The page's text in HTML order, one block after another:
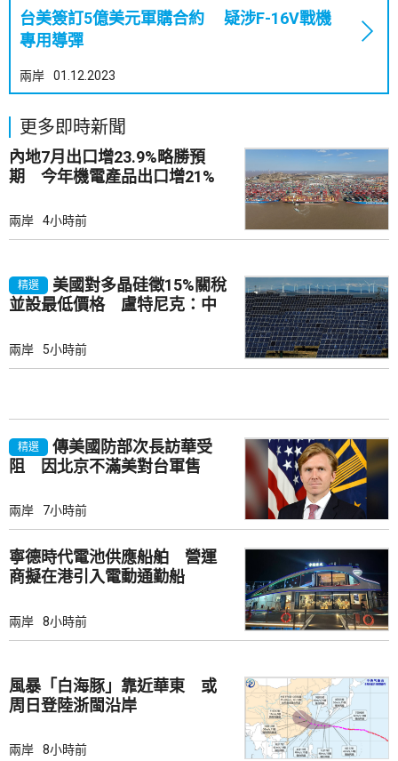
台美簽訂5億美元軍購合約 疑涉F-16V戰機
專用導彈
兩岸 01.12.2023
更多即時新聞
內地7月出口增23.9%略勝預
期 今年機電產品出口增21%
兩岸 4小時前
精選
美國對多晶硅徵15%關稅
並設最低價格 盧特尼克：中
兩岸 5小時前
精選
傳美國防部次長訪華受
阻 因北京不滿美對台軍售
兩岸 7小時前
寧德時代電池供應船舶 營運
商擬在港引入電動通勤船
兩岸 8小時前
風暴「白海豚」靠近華東 或
周日登陸浙閩沿岸
兩岸 8小時前